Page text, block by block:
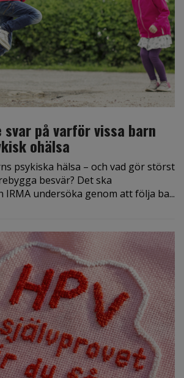
svar på varför vissa barn
ohälsa
psykiska hälsa – och vad gör störst
besvär? Det ska
undersöka genom att följa ba...